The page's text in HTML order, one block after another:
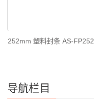
252mm 塑料封条 AS-FP252
导航栏目